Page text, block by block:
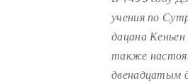
учения по
дацана
также
двенадцатым